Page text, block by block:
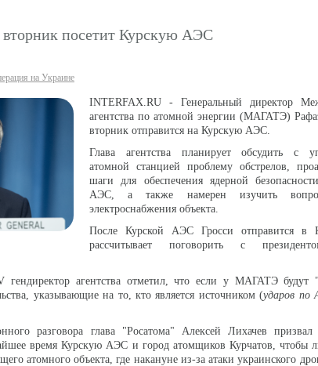
посетит Курскую АЭС
на Украине
INTERFAX.RU - Генеральный директор
агентства по атомной энергии (МАГАТЭ)
вторник отправится на Курскую АЭС.
Глава агентства планирует обсудить с
атомной станцией проблему обстрелов,
шаги для обеспечения ядерной
АЭС, а также намерен изучить
электроснабжения объекта.
После Курской АЭС Гросси отправится в
рассчитывает поговорить с
агентства отметил, что если у МАГАТЭ будут
указывающие на то, кто является источником (ударов
разговора глава "Росатома" Алексей Лихачев призвал
время Курскую АЭС и город атомщиков Курчатов, чтобы
атомного объекта, где накануне из-за атаки украинского